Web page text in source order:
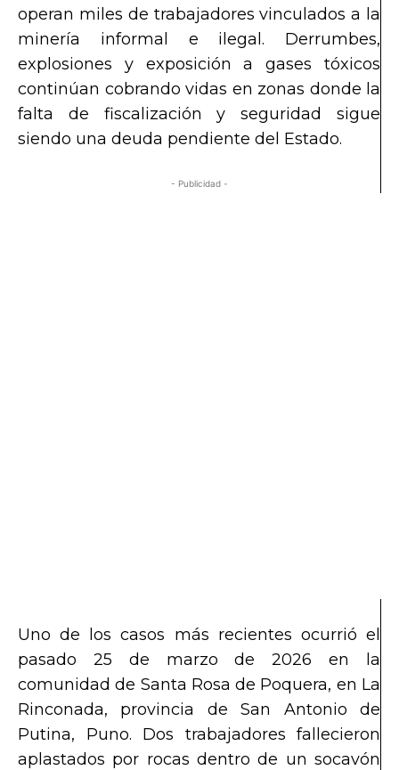
operan miles de trabajadores vinculados a la
minería informal e ilegal. Derrumbes,
explosiones y exposición a gases tóxicos
continúan cobrando vidas en zonas donde la
falta de fiscalización y seguridad sigue
siendo una deuda pendiente del Estado.
- Publicidad -
Uno de los casos más recientes ocurrió el
pasado 25 de marzo de 2026 en la
comunidad de Santa Rosa de Poquera, en La
Rinconada, provincia de San Antonio de
Putina, Puno. Dos trabajadores fallecieron
aplastados por rocas dentro de un socavón